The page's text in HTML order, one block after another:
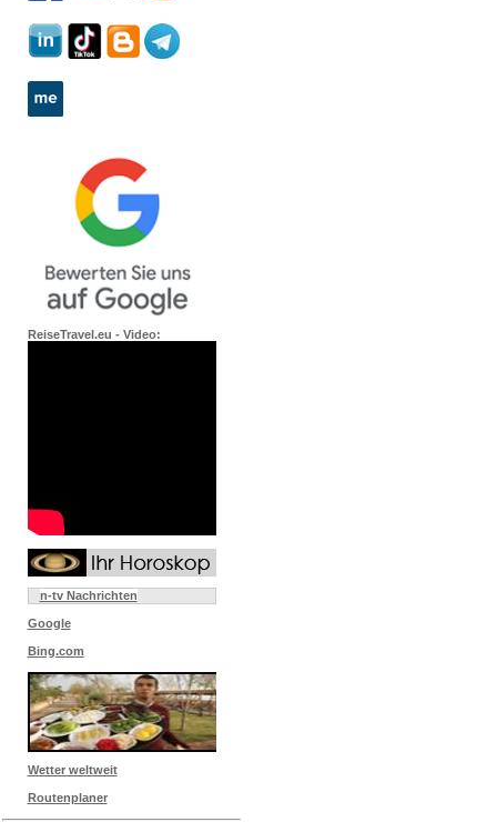
ReiseTravel.eu - Video:
n-tv Nachrichten
Google
Bing.com
Wetter weltweit
Routenplaner